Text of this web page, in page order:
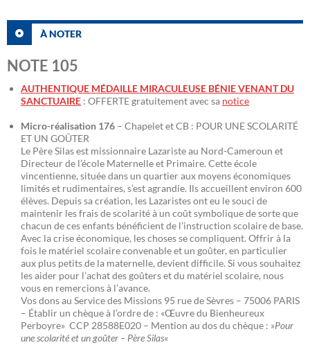
À NOTER
NOTE 105
AUTHENTIQUE MÉDAILLE MIRACULEUSE BÉNIE VENANT DU
SANCTUAIRE : OFFERTE gratuitement avec sa notice
Micro-réalisation 176 – Chapelet et CB : POUR UNE SCOLARITÉ
ET UN GOÛTER
Le Père Silas est missionnaire Lazariste au Nord-Cameroun et
Directeur de l’école Maternelle et Primaire. Cette école
vincentienne, située dans un quartier aux moyens économiques
limités et rudimentaires, s’est agrandie. Ils accueillent environ 600
élèves. Depuis sa création, les Lazaristes ont eu le souci de
maintenir les frais de scolarité à un coût symbolique de sorte que
chacun de ces enfants bénéficient de l’instruction scolaire de base.
Avec la crise économique, les choses se compliquent. Offrir à la
fois le matériel scolaire convenable et un goûter, en particulier
aux plus petits de la maternelle, devient difficile. Si vous souhaitez
les aider pour l’achat des goûters et du matériel scolaire, nous
vous en remercions à l’avance.
Vos dons au Service des Missions 95 rue de Sèvres – 75006 PARIS
– Établir un chèque à l’ordre de : «Œuvre du Bienheureux
Perboyre» CCP 28588E020 – Mention au dos du chèque : »Pour
une scolarité et un goûter – Père Silas«